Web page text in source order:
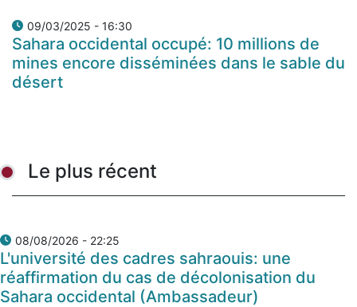
09/03/2025 - 16:30
Sahara occidental occupé: 10 millions de
mines encore disséminées dans le sable du
désert
Le plus récent
08/08/2026 - 22:25
L'université des cadres sahraouis: une
réaffirmation du cas de décolonisation du
Sahara occidental (Ambassadeur)